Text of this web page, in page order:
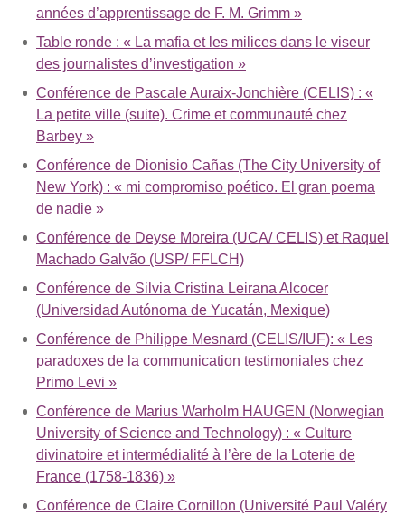
années d’apprentissage de F. M. Grimm »
Table ronde : « La mafia et les milices dans le viseur
des journalistes d’investigation »
Conférence de Pascale Auraix-Jonchière (CELIS) : «
La petite ville (suite). Crime et communauté chez
Barbey »
Conférence de Dionisio Cañas (The City University of
New York) : « mi compromiso poético. El gran poema
de nadie »
Conférence de Deyse Moreira (UCA/ CELIS) et Raquel
Machado Galvão (USP/ FFLCH)
Conférence de Silvia Cristina Leirana Alcocer
(Universidad Autónoma de Yucatán, Mexique)
Conférence de Philippe Mesnard (CELIS/IUF): « Les
paradoxes de la communication testimoniales chez
Primo Levi »
Conférence de Marius Warholm HAUGEN (Norwegian
University of Science and Technology) : « Culture
divinatoire et intermédialité à l’ère de la Loterie de
France (1758-1836) »
Conférence de Claire Cornillon (Université Paul Valéry